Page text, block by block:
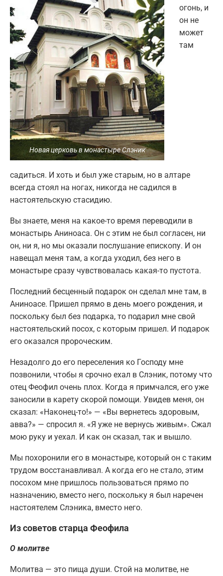
Новая церковь в монастыре Слэник
огонь, и
он не
может
там
садиться. И хоть и был уже старым, но в алтаре
всегда стоял на ногах, никогда не садился в
настоятельскую стасидию.
Вы знаете, меня на какое-то время переводили в
монастырь Аниноаса. Он с этим не был согласен, ни
он, ни я, но мы оказали послушание епископу. И он
навещал меня там, а когда уходил, без него в
монастыре сразу чувствовалась какая-то пустота.
Последний бесценный подарок он сделал мне там, в
Аниноасе. Пришел прямо в день моего рождения, и
поскольку был без подарка, то подарил мне свой
настоятельский посох, с которым пришел. И подарок
его оказался пророческим.
Незадолго до его переселения ко Господу мне
позвонили, чтобы я срочно ехал в Слэник, потому что
отец Феофил очень плох. Когда я примчался, его уже
заносили в карету скорой помощи. Увидев меня, он
сказал: «Наконец-то!» — «Вы вернетесь здоровым,
авва?» — спросил я. «Я уже не вернусь живым». Сжал
мою руку и уехал. И как он сказал, так и вышло.
Мы похоронили его в монастыре, который он с таким
трудом восстанавливал. А когда его не стало, этим
посохом мне пришлось пользоваться прямо по
назначению, вместо него, поскольку я был наречен
настоятелем Слэника, вместо него.
Из советов старца Феофила
О молитве
Молитва — это пища души. Стой на молитве, не